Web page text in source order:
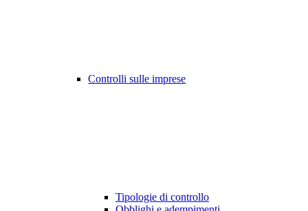
Controlli sulle imprese
Tipologie di controllo